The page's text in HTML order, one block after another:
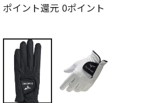
ポイント還元 0ポイント